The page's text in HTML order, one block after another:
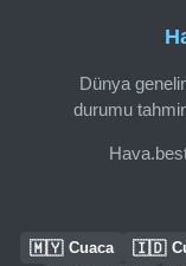
Dünya
durumu
🇲🇾 Cuaca 🇮🇩